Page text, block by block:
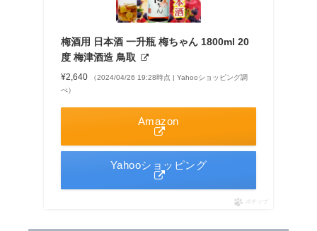
梅酒用 日本酒 一升瓶 梅ちゃん 1800ml 20
度 梅津酒造 鳥取
¥2,640
（2024/04/26 19:28時点 | Yahooショッピング調
べ）
Amazon
Yahooショッピング
ポチップ